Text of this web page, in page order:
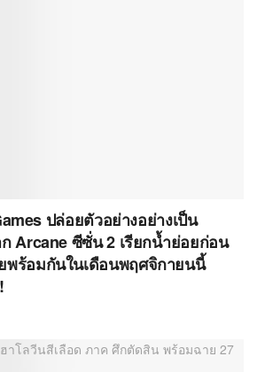
ปล่อยตัวอย่างอย่างเป็น
Arcane ซีซั่น 2 เรียกน้ำย่อยก่อน
ร้อมกันในเดือนพฤศจิกายนนี้